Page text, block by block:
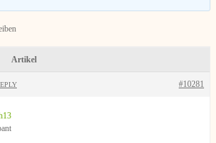
Artikel
#10281